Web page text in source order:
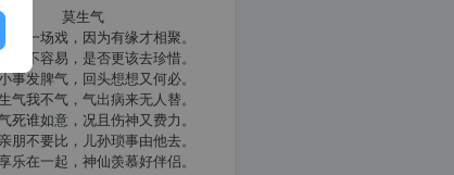
莫生气
像一场戏，因为有缘才相聚。
到老不容易，是否更该去珍惜。
事发脾气，回头想想又何必。
气我不气，气出病来无人替。
死谁如意，况且伤神又费力。
朋不要比，儿孙琐事由他去。
乐在一起，神仙羡慕好伴侣。